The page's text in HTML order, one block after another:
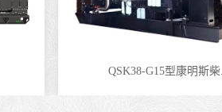
QSK38-G15型康明斯柴..